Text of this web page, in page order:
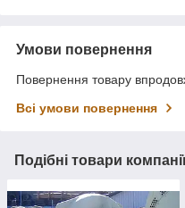
Умови повернення
Повернення товару
Всі умови повернення
Подібні товари